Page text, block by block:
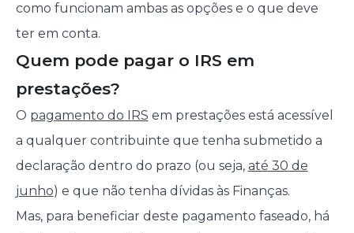
como funcionam ambas as opções e o que deve
ter em conta.
Quem pode pagar o IRS em
prestações?
O pagamento do IRS em prestações está acessível
a qualquer contribuinte que tenha submetido a
declaração dentro do prazo (ou seja, até 30 de
junho) e que não tenha dívidas às Finanças.
Mas, para beneficiar deste pagamento faseado, há